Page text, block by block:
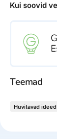
Kui soovid
Teemad
Huvitavad